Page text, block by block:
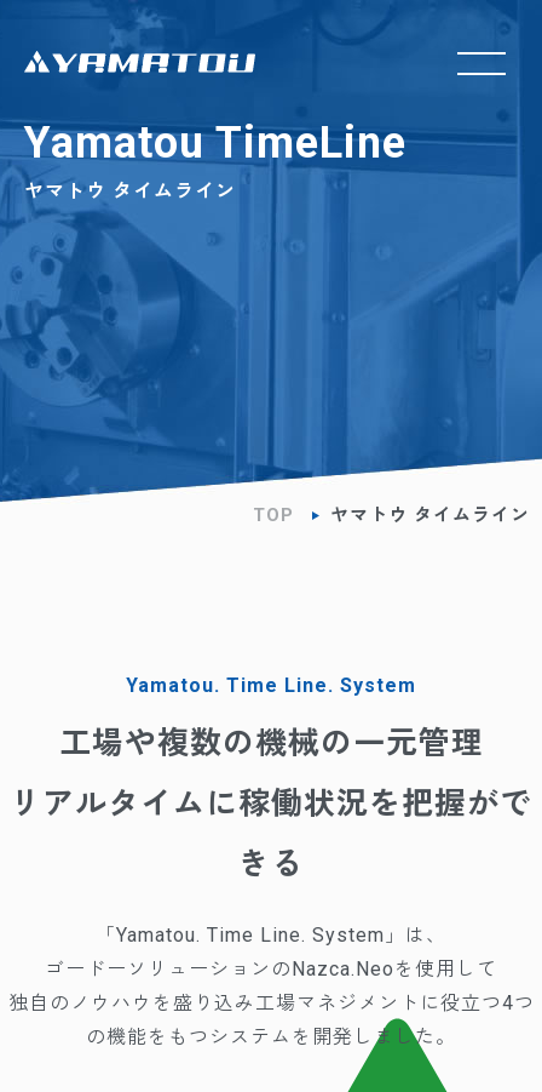
Yamatou TimeLine
ヤマトウ タイムライン
TOP ヤマトウ タイムライン
Yamatou. Time Line. System
工場や複数の機械の一元管理
リアルタイムに稼働状況を把握がで
きる
「Yamatou. Time Line. System」は、
ゴードーソリューションのNazca.Neoを使用して
独自のノウハウを盛り込み工場マネジメントに役立つ4つ
の機能をもつシステムを開発しました。